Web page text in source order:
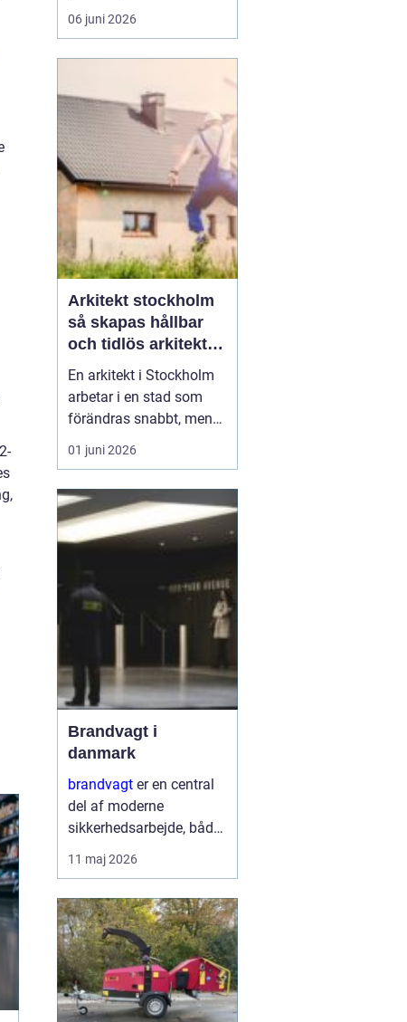
praktisk og
følelsesmæssig opgave
rummer minder, og
samtidig er der
tidsfrister, økonomi og
måske uenighed i
familien. Her kan en
professionel løsn...
06 juni 2026
Arkitekt stockholm
så skapas hållbar
och tidlös arkitektur
i huvudstaden
En arkitekt i Stockholm
arbetar i en stad som
förändras snabbt, men
också präglas av starka
historiska lager. Det gör
spännande. När en
privatperson,
fastighetsägare eller
arkitekt i Stockholm
handlar upp...
01 juni 2026
Brandvagt i
danmark
brandvagt er en central
del af moderne
sikkerhedsarbejde, både
på byggepladser, ved
events og i virksomheder
brandrisiko. En
professionel ordning
med brandvagt handler
ikke kun...
11 maj 2026